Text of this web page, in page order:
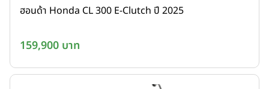
ฮอนด้า Honda CL 300 E-Clutch ปี 2025
159,900 บาท